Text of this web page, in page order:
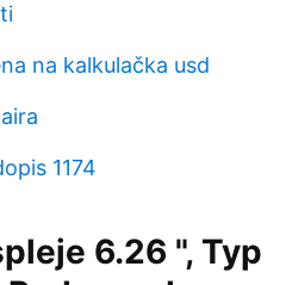
na kalkulačka usd
1174
6.26 ", Typ